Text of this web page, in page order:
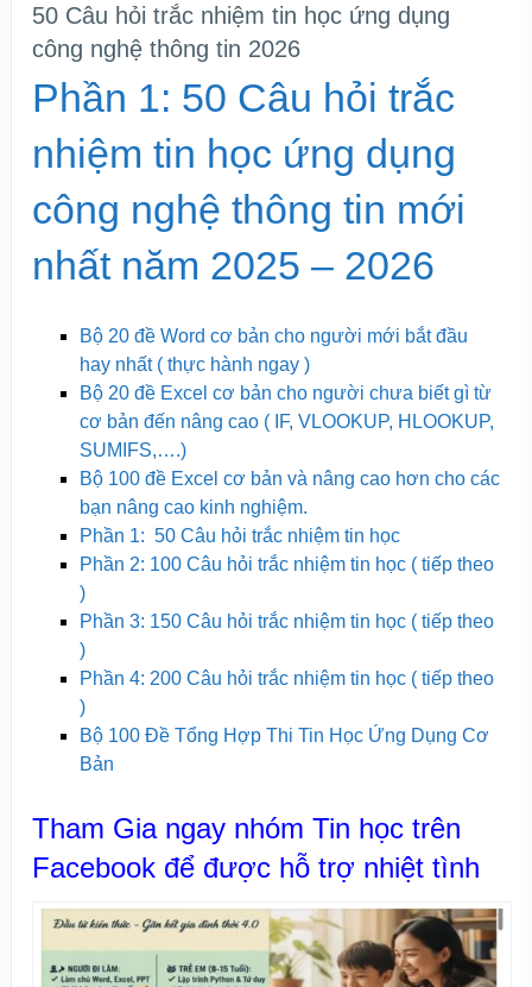
50 Câu hỏi trắc nhiệm tin học ứng dụng
công nghệ thông tin 2026
Phần 1: 50 Câu hỏi trắc
nhiệm tin học ứng dụng
công nghệ thông tin mới
nhất năm 2025 – 2026
Bộ 20 đề Word cơ bản cho người mới bắt đầu
hay nhất ( thực hành ngay )
Bộ 20 đề Excel cơ bản cho người chưa biết gì từ
cơ bản đến nâng cao ( IF, VLOOKUP, HLOOKUP,
SUMIFS,….)
Bộ 100 đề Excel cơ bản và nâng cao hơn cho các
bạn nâng cao kinh nghiệm.
Phần 1: 50 Câu hỏi trắc nhiệm tin học
Phần 2: 100 Câu hỏi trắc nhiệm tin học ( tiếp theo
)
Phần 3: 150 Câu hỏi trắc nhiệm tin học ( tiếp theo
)
Phần 4: 200 Câu hỏi trắc nhiệm tin học ( tiếp theo
)
Bộ 100 Đề Tổng Hợp Thi Tin Học Ứng Dụng Cơ
Bản
Tham Gia ngay nhóm Tin học trên
Facebook để được hỗ trợ nhiệt tình